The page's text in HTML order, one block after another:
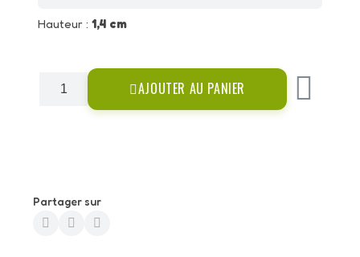
Hauteur : 1,4 cm
AJOUTER AU PANIER
Partager sur